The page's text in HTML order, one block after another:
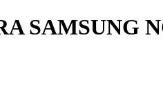
SAMSUNG